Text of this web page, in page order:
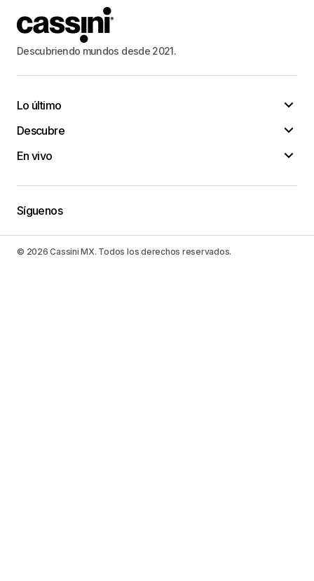
Descubriendo mundos desde 2021.
Lo último
Descubre
En vivo
Síguenos
© 2026 Cassini MX. Todos los derechos reservados.